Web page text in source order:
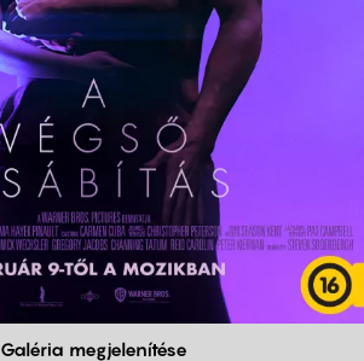
Galéria megjelenítése